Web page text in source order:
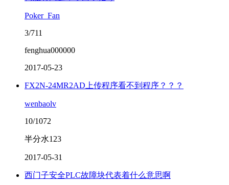
Poker_Fan
3/711
fenghua000000
2017-05-23
FX2N-24MR2AD上传程序看不到程序？？？
wenbaolv
10/1072
半分水123
2017-05-31
西门子安全PLC故障块代表着什么意思啊